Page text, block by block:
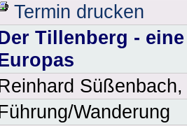
Termin drucken
Tillenberg -
Wanderung